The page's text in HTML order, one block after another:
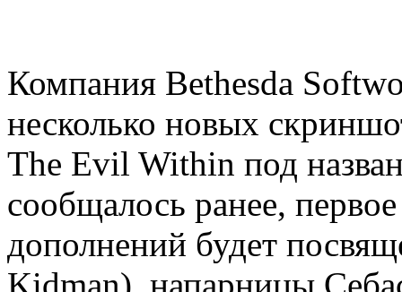
Компания Bethesda
несколько новых
The Evil Within под
сообщалось ранее,
дополнений будет